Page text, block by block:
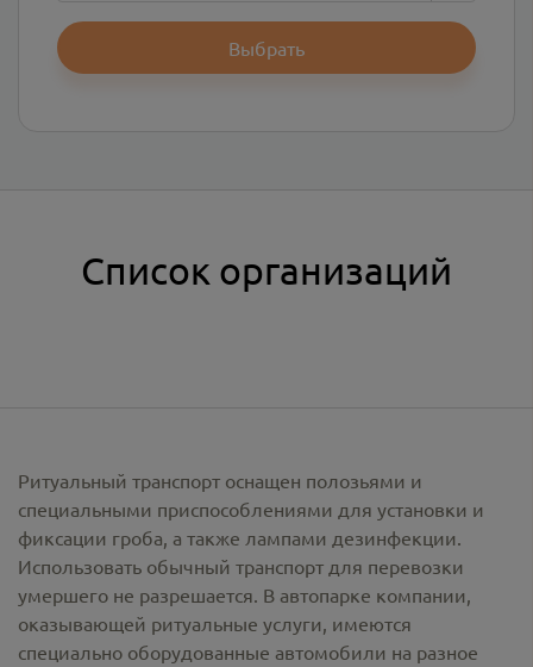
Выбрать
Список организаций
Ритуальный транспорт оснащен полозьями и
специальными приспособлениями для установки и
фиксации гроба, а также лампами дезинфекции.
Использовать обычный транспорт для перевозки
умершего не разрешается. В автопарке компании,
оказывающей ритуальные услуги, имеются
специально оборудованные автомобили на разное